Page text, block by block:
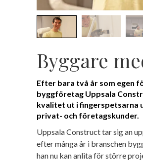
Byggare
Efter bara två år som egen
byggföretag Uppsala
kvalitet ut i fingerspetsarna
privat- och företagskunder.
Uppsala Construct tar sig an
efter många år i branschen
han nu kan anlita för större